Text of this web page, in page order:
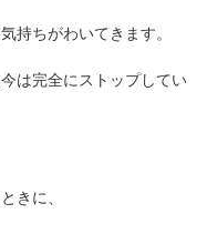
持ちがわいてきます。
は完全にストップしてい
きに、